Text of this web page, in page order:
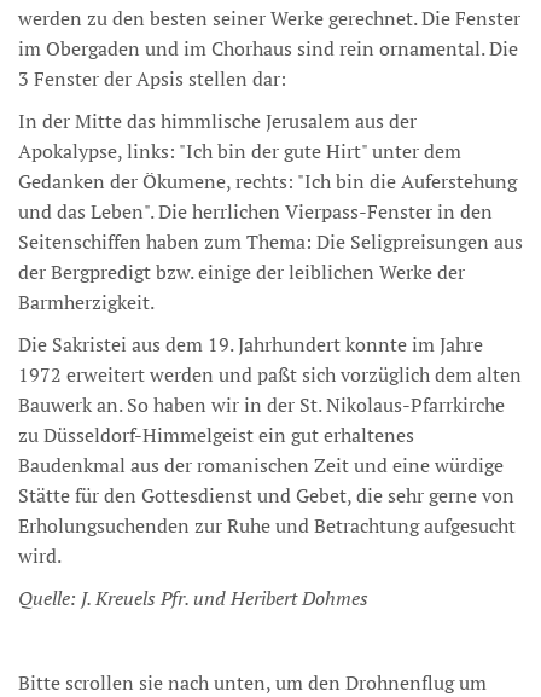
werden zu den besten seiner Werke gerechnet. Die Fenster
im Obergaden und im Chorhaus sind rein ornamental. Die
3 Fenster der Apsis stellen dar:
In der Mitte das himmlische Jerusalem aus der
Apokalypse, links: "Ich bin der gute Hirt" unter dem
Gedanken der Ökumene, rechts: "Ich bin die Auferstehung
und das Leben". Die herrlichen Vierpass-Fenster in den
Seitenschiffen haben zum Thema: Die Seligpreisungen aus
der Bergpredigt bzw. einige der leiblichen Werke der
Barmherzigkeit.
Die Sakristei aus dem 19. Jahrhundert konnte im Jahre
1972 erweitert werden und paßt sich vorzüglich dem alten
Bauwerk an. So haben wir in der St. Nikolaus-Pfarrkirche
zu Düsseldorf-Himmelgeist ein gut erhaltenes
Baudenkmal aus der romanischen Zeit und eine würdige
Stätte für den Gottesdienst und Gebet, die sehr gerne von
Erholungsuchenden zur Ruhe und Betrachtung aufgesucht
wird.
Quelle: J. Kreuels Pfr. und Heribert Dohmes
Bitte scrollen sie nach unten, um den Drohnenflug um